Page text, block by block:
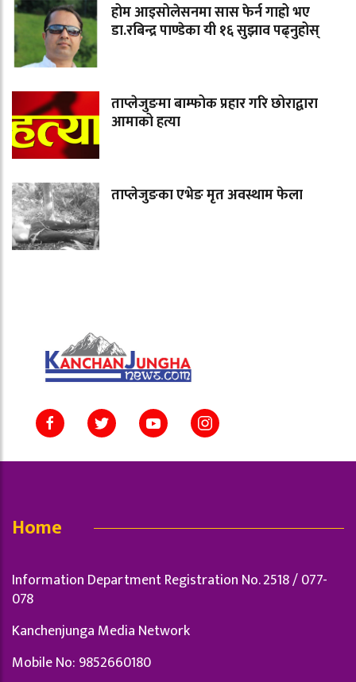
होम आइसोलेसनमा सास फेर्न गाह्रो भए
डा.रबिन्द्र पाण्डेका यी १६ सुझाव पढ्नुहोस्
ताप्लेजुङमा बाम्फोक प्रहार गरि छोराद्वारा
आमाको हत्या
ताप्लेजुङका एभेङ मृत अवस्थाम फेला
Home
Information Department Registration No. 2518 / 077-
078
Kanchenjunga Media Network
Mobile No: 9852660180